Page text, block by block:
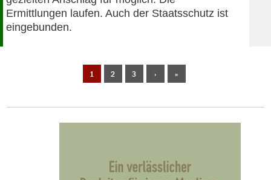
Ermittlungen laufen. Auch der Staatsschutz ist
eingebunden.
1 2 3 › »